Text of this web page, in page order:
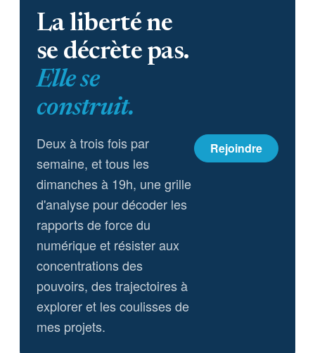
La liberté ne
se décrète pas.
Elle se
construit.
Deux à trois fois par
semaine, et tous les
dimanches à 19h, une grille
d'analyse pour décoder les
rapports de force du
numérique et résister aux
concentrations des
pouvoirs, des trajectoires à
explorer et les coulisses de
mes projets.
Rejoindre